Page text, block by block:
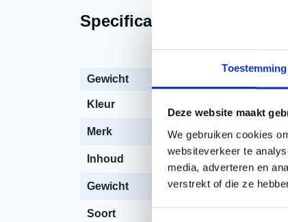
Toestemming
Deze website maakt
We gebruiken cookies
websiteverkeer te
media, adverteren en
verstrekt of die ze
Specificaties
Gewicht
Kleur
Merk Monier
Inhoud 250 stuks
Gewicht 6,87 kg
Soort